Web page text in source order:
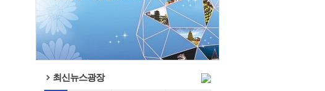
최신뉴스광장